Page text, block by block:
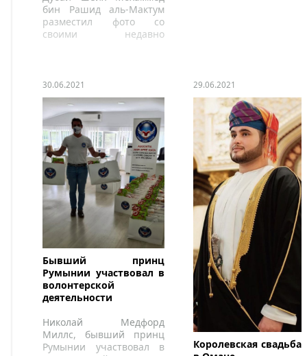
бин Рашид аль-Мактум
разместил фото со
своими недавно
Хамдана.
30.06.2021
Бывший принц
Румынии участвовал в
волонтерской
деятельности
Николай Медфорд
Миллс, бывший принц
Румынии участвовал в
29.06.2021
Королевская свадьба